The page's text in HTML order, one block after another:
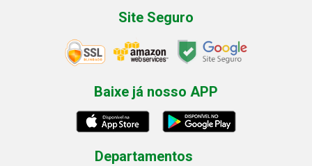
Site Seguro
Baixe já nosso APP
Departamentos